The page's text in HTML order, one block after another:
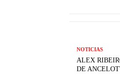
NOTICIAS
ALEX
DE